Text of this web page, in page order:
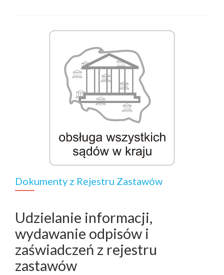
Dokumenty z Rejestru Zastawów
Udzielanie informacji,
wydawanie odpisów i
zaświadczeń z rejestru
zastawów